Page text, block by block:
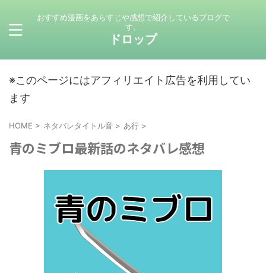
おすすめ漫画をあらすじや感想で紹介しているブログで
す。
ドロップ
※このページにはアフィリエイト広告を利用してい
ます
HOME > ネタバレタイトル音 > あ行 >
青のミブロ最新話のネタバレ感想